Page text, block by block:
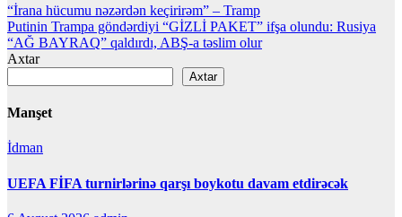
Yazı
naviqasiyası
“İrana hücumu nəzərdən keçirirəm” – Tramp
Putinin Trampa göndərdiyi “GİZLİ PAKET” ifşa olundu: Rusiya
“AĞ BAYRAQ” qaldırdı, ABŞ-a təslim olur
Axtar
Axtar
Manşet
İdman
UEFA FİFA turnirlərinə qarşı boykotu davam etdirəcək